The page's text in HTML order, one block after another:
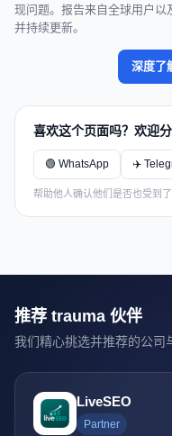
现问题。报告来自全球用户以
并持续更新。
深度了
喜欢这个页面吗？欢迎分
🟢 WhatsApp ✈️
帮助他人确认他们是否也受到了
推荐 trauma 伙伴
我们精心挑选并推荐的公司
LiveSEO
Partner